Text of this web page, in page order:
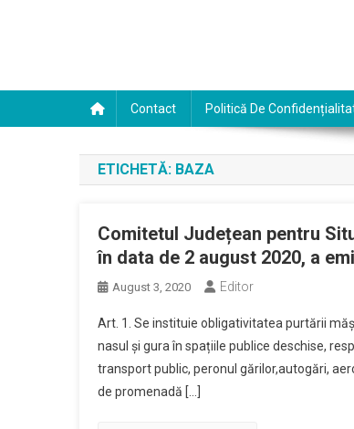
Contact Politică De
ETICHETĂ: BAZA
Comitetul Județean pentru
în data de 2 august 2020, a
August 3, 2020 Editor
Art. 1. Se instituie obligativitatea purtării
nasul și gura în spațiile publice deschise,
transport public, peronul gărilor,autogări,
de promenadă […]